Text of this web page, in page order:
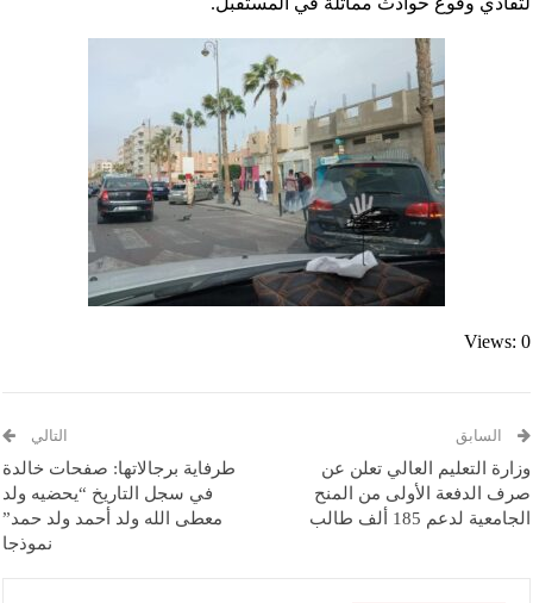
Views: 0
السابق
وزارة التعليم العالي تعلن عن
صرف الدفعة الأولى من المنح
الجامعية لدعم 185 ألف طالب
التالي
طرفاية برجالاتها: صفحات خالدة
في سجل التاريخ “يحضيه ولد
معطى الله ولد أحمد ولد حمد”
نموذجا